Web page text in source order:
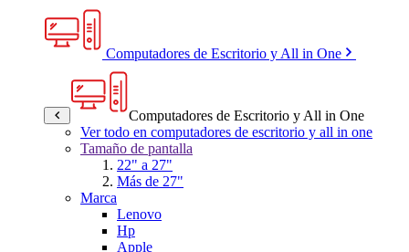
Computadores de Escritorio y All in One
Computadores de Escritorio y All in One
Ver todo en computadores de escritorio y all in one
Tamaño de pantalla
22" a 27"
Más de 27"
Marca
Lenovo
Hp
Apple